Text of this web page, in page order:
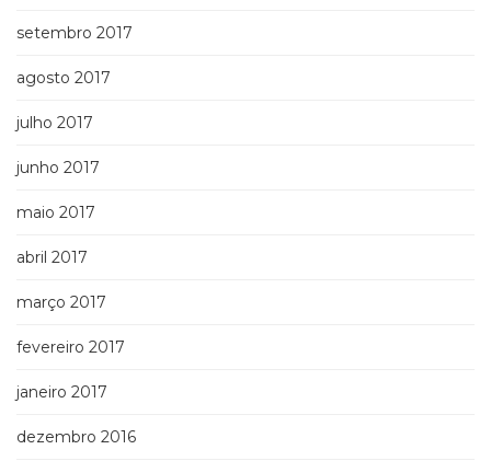
setembro 2017
agosto 2017
julho 2017
junho 2017
maio 2017
abril 2017
março 2017
fevereiro 2017
janeiro 2017
dezembro 2016